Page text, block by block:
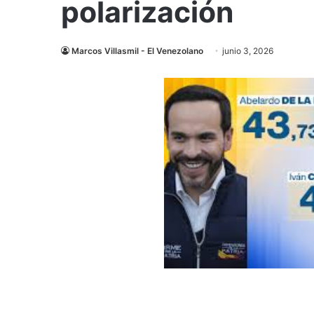
polarización
Marcos Villasmil - El Venezolano junio 3, 2026